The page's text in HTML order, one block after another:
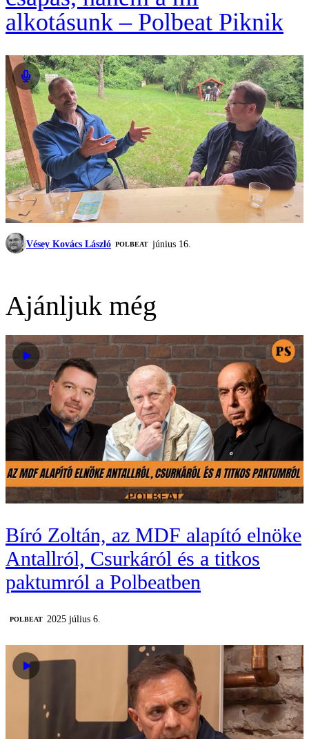
alkotásunk – Polbeat Piknik
Vésey Kovács László ‎POLBEAT június 16.
Ajánljuk még
Bíró Zoltán, az MDF alapító elnöke
Antallról, Csurkáról és a titkos
paktumról a Polbeatben
‎POLBEAT 2025 július 6.